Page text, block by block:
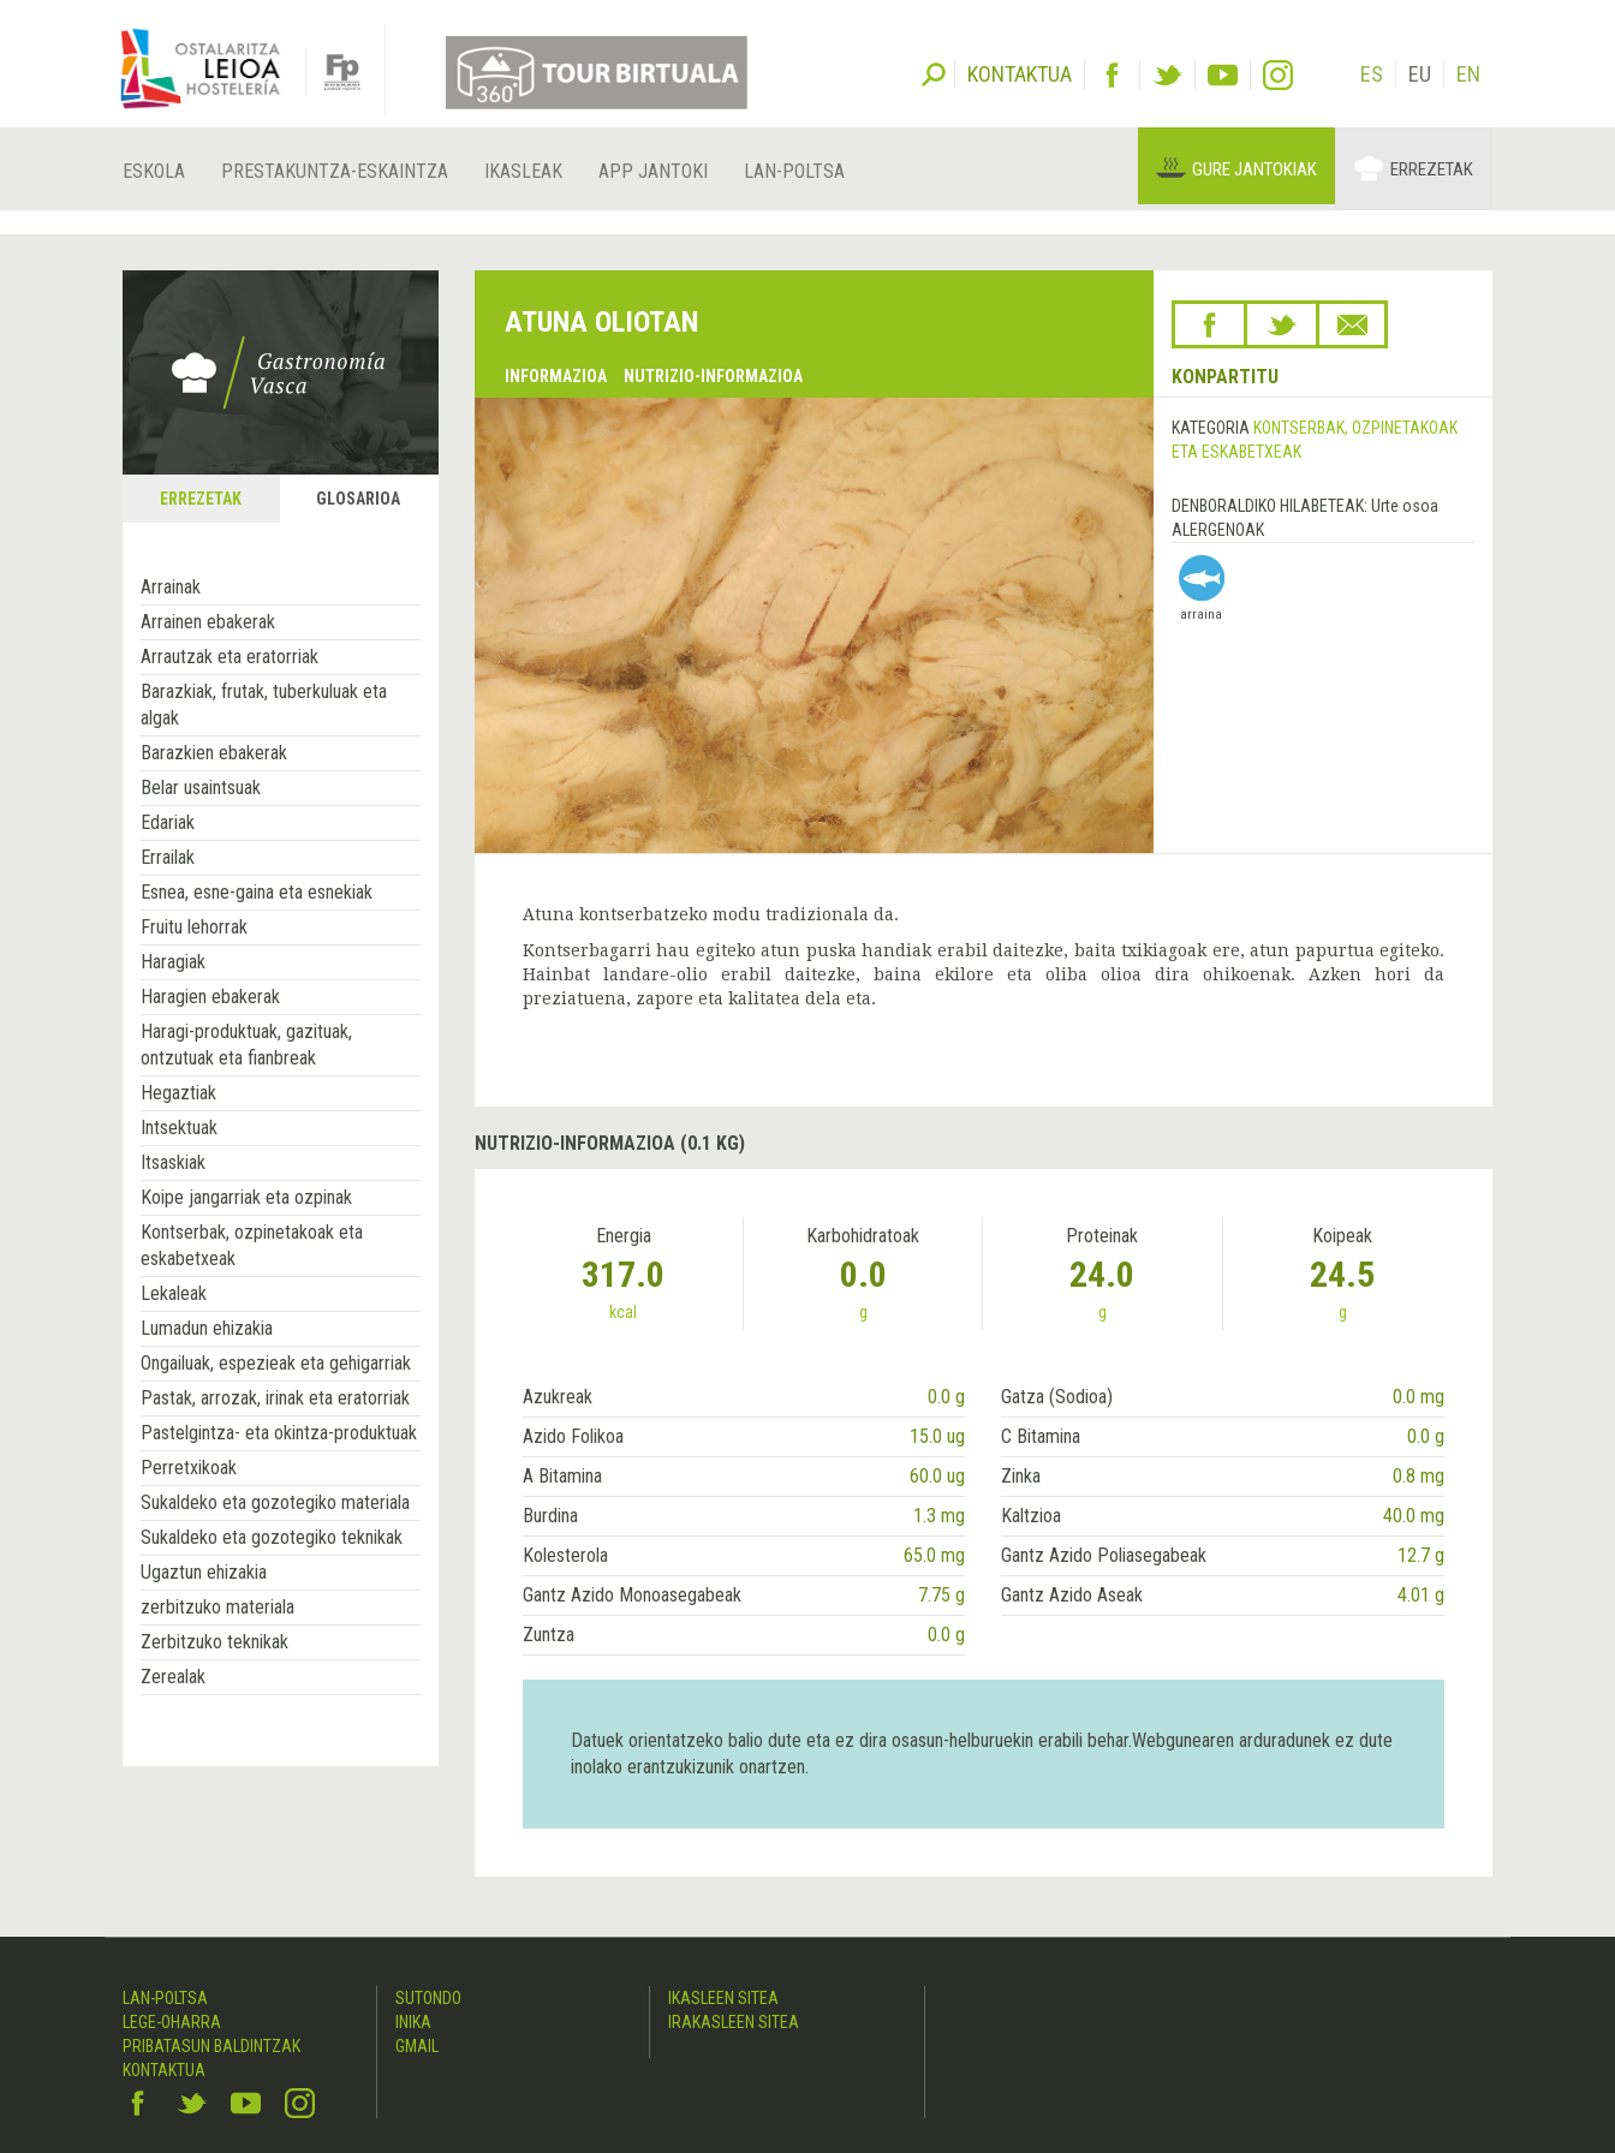
KONTAKTUA ES EU EN
ESKOLA PRESTAKUNTZA-ESKAINTZA IKASLEAK APP JANTOKI LAN-POLTSA GURE JANTOKIAK ERREZETAK
ERREZETAK GLOSARIOA
Arrainak
Arrainen ebakerak
Arrautzak eta eratorriak
Barazkiak, frutak, tuberkuluak eta
algak
Barazkien ebakerak
Belar usaintsuak
Edariak
Errailak
Esnea, esne-gaina eta esnekiak
Fruitu lehorrak
Haragiak
Haragien ebakerak
Haragi-produktuak, gazituak,
ontzutuak eta fianbreak
Hegaztiak
Intsektuak
Itsaskiak
Koipe jangarriak eta ozpinak
Kontserbak, ozpinetakoak eta
eskabetxeak
Lekaleak
Lumadun ehizakia
Ongailuak, espezieak eta gehigarriak
Pastak, arrozak, irinak eta eratorriak
Pastelgintza- eta okintza-produktuak
Perretxikoak
Sukaldeko eta gozotegiko materiala
Sukaldeko eta gozotegiko teknikak
Ugaztun ehizakia
zerbitzuko materiala
Zerbitzuko teknikak
Zerealak
ATUNA OLIOTAN
INFORMAZIOA NUTRIZIO-INFORMAZIOA KONPARTITU
KATEGORIA KONTSERBAK, OZPINETAKOAK
ETA ESKABETXEAK
DENBORALDIKO HILABETEAK: Urte osoa
ALERGENOAK
arraina
Atuna kontserbatzeko modu tradizionala da.
Kontserbagarri hau egiteko atun puska handiak erabil daitezke, baita txikiagoak ere, atun papurtua egiteko.
Hainbat landare-olio erabil daitezke, baina ekilore eta oliba olioa dira ohikoenak. Azken hori da
preziatuena, zapore eta kalitatea dela eta.
NUTRIZIO-INFORMAZIOA (0.1 KG)
Energia
317.0
kcal
Karbohidratoak
0.0
g
Proteinak
24.0
g
Koipeak
24.5
g
Azukreak 0.0 g Gatza (Sodioa)
0.0 mg
Azido Folikoa
15.0 ug C Bitamina
0.0 g
A Bitamina
60.0 ug Zinka
0.8 mg
Burdina
1.3 mg Kaltzioa
40.0 mg
Kolesterola
65.0 mg Gantz Azido Poliasegabeak
12.7 g
Gantz Azido Monoasegabeak
7.75 g Gantz Azido Aseak
4.01 g
Zuntza
0.0 g
Datuek orientatzeko balio dute eta ez dira osasun-helburuekin erabili behar.Webgunearen arduradunek ez dute
inolako erantzukizunik onartzen.
LAN-POLTSA
LEGE-OHARRA
PRIBATASUN BALDINTZAK
KONTAKTUA
SUTONDO
INIKA
GMAIL
IKASLEEN SITEA
IRAKASLEEN SITEA